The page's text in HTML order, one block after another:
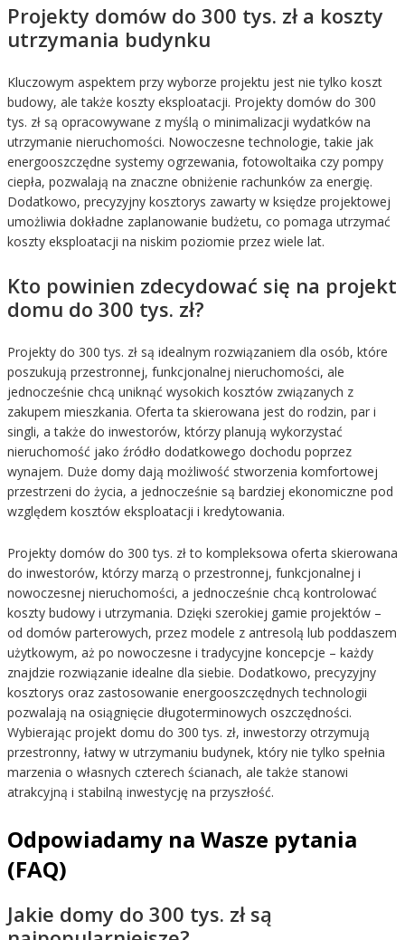
Projekty domów do 300 tys. zł a koszty
utrzymania budynku
Kluczowym aspektem przy wyborze projektu jest nie tylko koszt
budowy, ale także koszty eksploatacji. Projekty domów do 300
tys. zł są opracowywane z myślą o minimalizacji wydatków na
utrzymanie nieruchomości. Nowoczesne technologie, takie jak
energooszczędne systemy ogrzewania, fotowoltaika czy pompy
ciepła, pozwalają na znaczne obniżenie rachunków za energię.
Dodatkowo, precyzyjny kosztorys zawarty w księdze projektowej
umożliwia dokładne zaplanowanie budżetu, co pomaga utrzymać
koszty eksploatacji na niskim poziomie przez wiele lat.
Kto powinien zdecydować się na projekt
domu do 300 tys. zł?
Projekty do 300 tys. zł są idealnym rozwiązaniem dla osób, które
poszukują przestronnej, funkcjonalnej nieruchomości, ale
jednocześnie chcą uniknąć wysokich kosztów związanych z
zakupem mieszkania. Oferta ta skierowana jest do rodzin, par i
singli, a także do inwestorów, którzy planują wykorzystać
nieruchomość jako źródło dodatkowego dochodu poprzez
wynajem. Duże domy dają możliwość stworzenia komfortowej
przestrzeni do życia, a jednocześnie są bardziej ekonomiczne pod
względem kosztów eksploatacji i kredytowania.
Projekty domów do 300 tys. zł to kompleksowa oferta skierowana
do inwestorów, którzy marzą o przestronnej, funkcjonalnej i
nowoczesnej nieruchomości, a jednocześnie chcą kontrolować
koszty budowy i utrzymania. Dzięki szerokiej gamie projektów –
od domów parterowych, przez modele z antresolą lub poddaszem
użytkowym, aż po nowoczesne i tradycyjne koncepcje – każdy
znajdzie rozwiązanie idealne dla siebie. Dodatkowo, precyzyjny
kosztorys oraz zastosowanie energooszczędnych technologii
pozwalają na osiągnięcie długoterminowych oszczędności.
Wybierając projekt domu do 300 tys. zł, inwestorzy otrzymują
przestronny, łatwy w utrzymaniu budynek, który nie tylko spełnia
marzenia o własnych czterech ścianach, ale także stanowi
atrakcyjną i stabilną inwestycję na przyszłość.
Odpowiadamy na Wasze pytania
(FAQ)
Jakie domy do 300 tys. zł są